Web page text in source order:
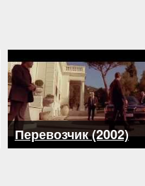
Перевозчик (2002)